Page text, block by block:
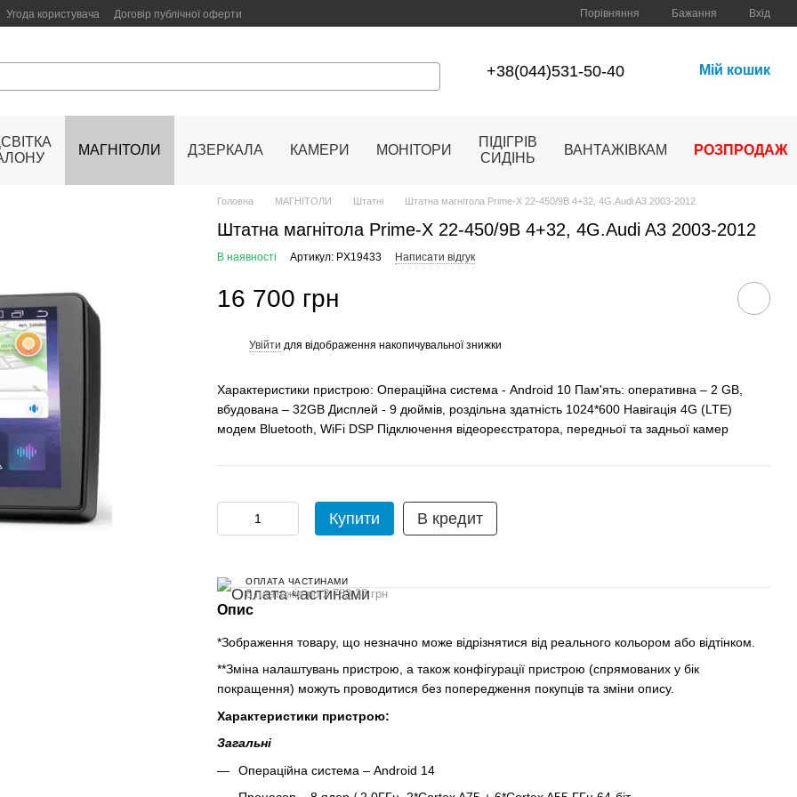
Угода користувача Договір публічної оферти Порівняння Бажання Вхід
+38(044)531-50-40 Мій кошик
МАГНІТОЛИ ДЗЕРКАЛА КАМЕРИ МОНІТОРИ
ПІДІГРІВ
СИДІНЬ
ВАНТАЖІВКАМ РОЗПРОДАЖ
Головна МАГНІТОЛИ Штатні Штатна магнітола Prime-X 22-450/9B 4+32, 4G.Audi A3 2003-2012
Штатна магнітола Prime-X 22-450/9B 4+32, 4G.Audi A3 2003-2012
В наявності Артикул: PX19433 Написати відгук
16 700 грн
Увійти для відображення накопичувальної знижки
Характеристики пристрою: Операційна система - Android 10 Пам'ять: оперативна – 2 GB,
вбудована – 32GB Дисплей - 9 дюймів, роздільна здатність 1024*600 Навігація 4G (LTE)
модем Bluetooth, WiFi DSP Підключення відеореєстратора, передньої та задньої камер
Купити В кредит
ОПЛАТА ЧАСТИНАМИ
6 платежів по 2 783.33 грн
Опис
*Зображення товару, що незначно може відрізнятися від реального кольором або відтінком.
**Зміна налаштувань пристрою, а також конфігурації пристрою (спрямованих у бік
покращення) можуть проводитися без попередження покупців та зміни опису.
Характеристики пристрою:
Загальні
Операційна система – Android 14